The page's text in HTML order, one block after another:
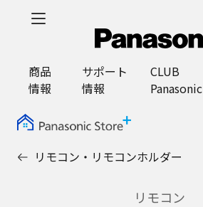
商品
情報
サポート
情報
CLUB
Panasonic
リモコン・リモコンホルダー
リモコン